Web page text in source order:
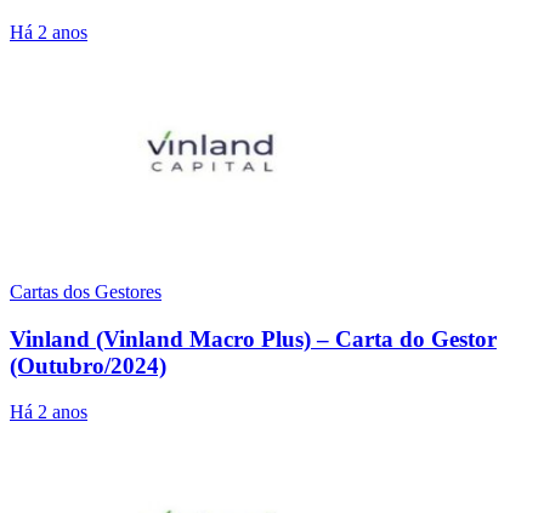
Há 2 anos
Cartas dos Gestores
Vinland (Vinland Macro Plus) – Carta do Gestor
(Outubro/2024)
Há 2 anos